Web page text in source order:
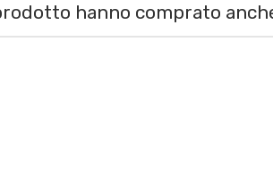
hanno comprato